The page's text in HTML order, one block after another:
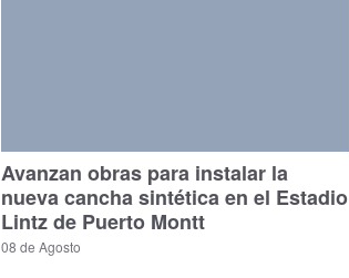
Avanzan obras para instalar la
nueva cancha sintética en el Estadio
Lintz de Puerto Montt
08 de Agosto